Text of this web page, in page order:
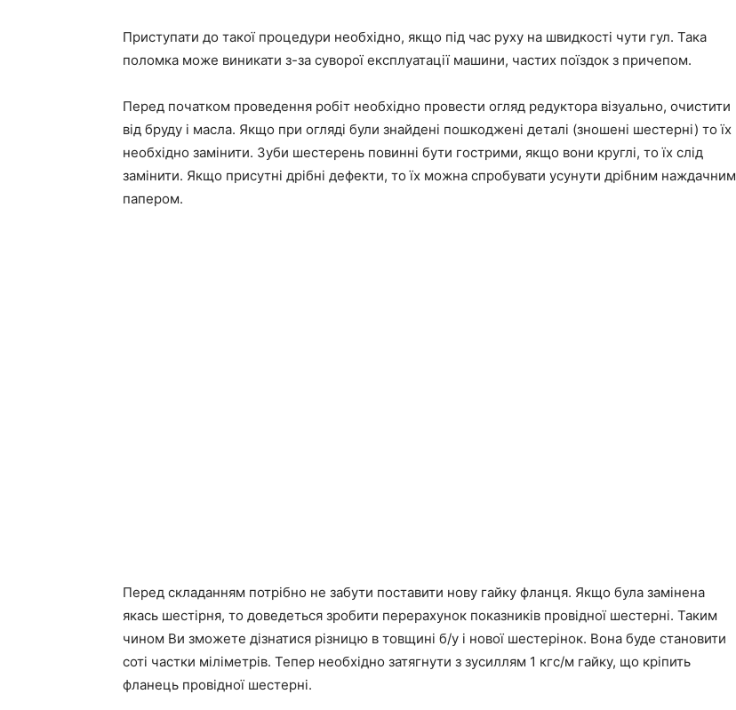
Приступати до такої процедури необхідно, якщо під час руху на швидкості чути гул. Така
поломка може виникати з-за суворої експлуатації машини, частих поїздок з причепом.
Перед початком проведення робіт необхідно провести огляд редуктора візуально, очистити
від бруду і масла. Якщо при огляді були знайдені пошкоджені деталі (зношені шестерні) то їх
необхідно замінити. Зуби шестерень повинні бути гострими, якщо вони круглі, то їх слід
замінити. Якщо присутні дрібні дефекти, то їх можна спробувати усунути дрібним наждачним
папером.
Перед складанням потрібно не забути поставити нову гайку фланця. Якщо була замінена
якась шестірня, то доведеться зробити перерахунок показників провідної шестерні. Таким
чином Ви зможете дізнатися різницю в товщині б/у і нової шестерінок. Вона буде становити
соті частки міліметрів. Тепер необхідно затягнути з зусиллям 1 кгс/м гайку, що кріпить
фланець провідної шестерні.